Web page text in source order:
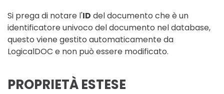
Si prega di notare l'ID del documento che è un
identificatore univoco del documento nel database,
questo viene gestito automaticamente da
LogicalDOC e non può essere modificato.
PROPRIETÀ ESTESE